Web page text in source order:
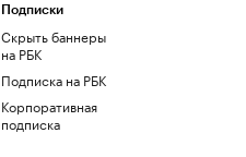
Подписки
Скрыть баннеры
на РБК
Подписка на РБК
Корпоративная
подписка